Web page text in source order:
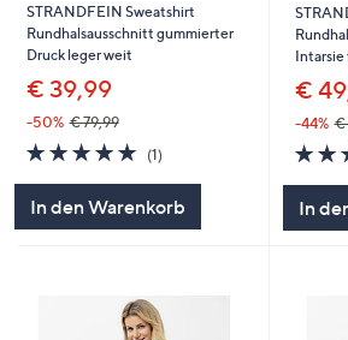
STRANDFEIN Sweatshirt
Rundhalsausschnitt gummierter
Druck leger weit
€ 39,99
-50% € 79,99
5.0
von
(1)
In den Warenkorb
€
-44% €
In